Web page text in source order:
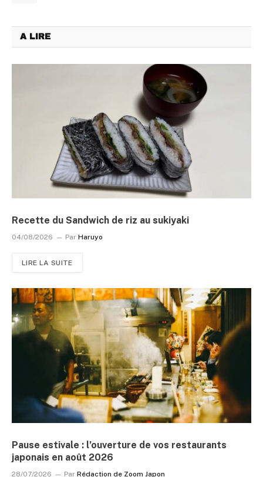
A LIRE
Recette du Sandwich de riz au sukiyaki
04/08/2026 Par Haruyo
LIRE LA SUITE
Pause estivale : l’ouverture de vos restaurants
japonais en août 2026
28/07/2026 Par Rédaction de Zoom Japon